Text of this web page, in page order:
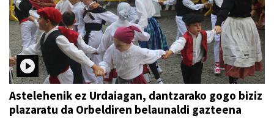
Astelehenik ez Urdaiagan, dantzarako gogo biziz
plazaratu da Orbeldiren belaunaldi gazteena